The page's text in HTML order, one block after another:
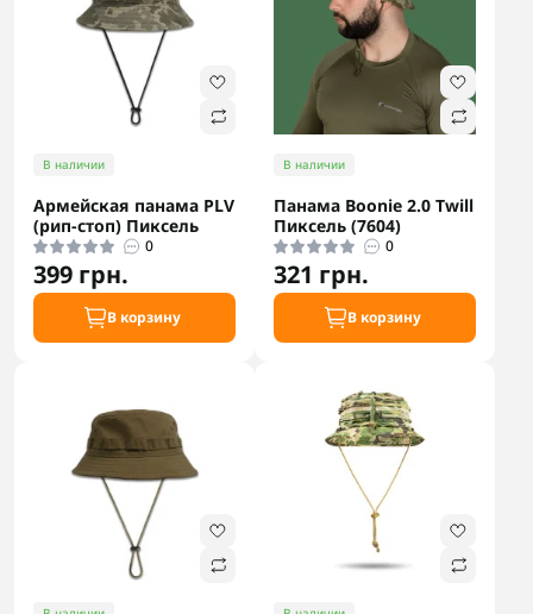
В наличии
Армейская панама PLV
(рип-стоп) Пиксель
0
399 грн.
В корзину
В наличии
Панама Boonie 2.0 Twill
Пиксель (7604)
0
321 грн.
В корзину